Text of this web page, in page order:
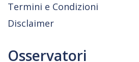
Termini e Condizioni
Disclaimer
Osservatori